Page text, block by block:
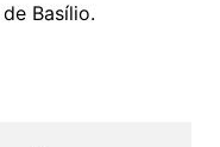
Basílio.